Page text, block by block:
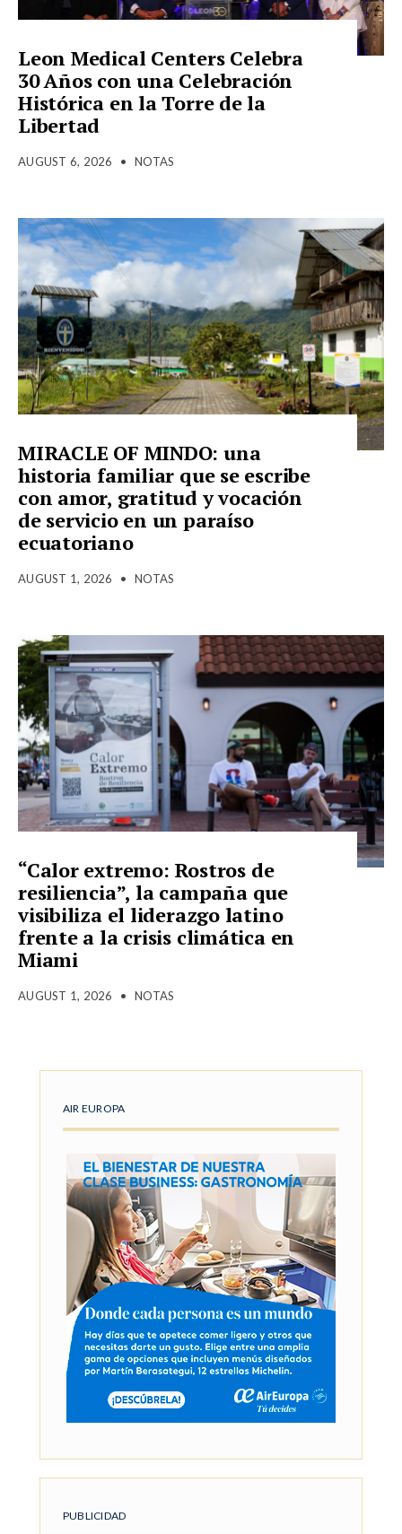
Leon Medical Centers Celebra
30 Años con una Celebración
Histórica en la Torre de la
Libertad
AUGUST 6, 2026 • NOTAS
MIRACLE OF MINDO: una
historia familiar que se escribe
con amor, gratitud y vocación
de servicio en un paraíso
ecuatoriano
AUGUST 1, 2026 • NOTAS
“Calor extremo: Rostros de
resiliencia”, la campaña que
visibiliza el liderazgo latino
frente a la crisis climática en
Miami
AUGUST 1, 2026 • NOTAS
AIR EUROPA
PUBLICIDAD